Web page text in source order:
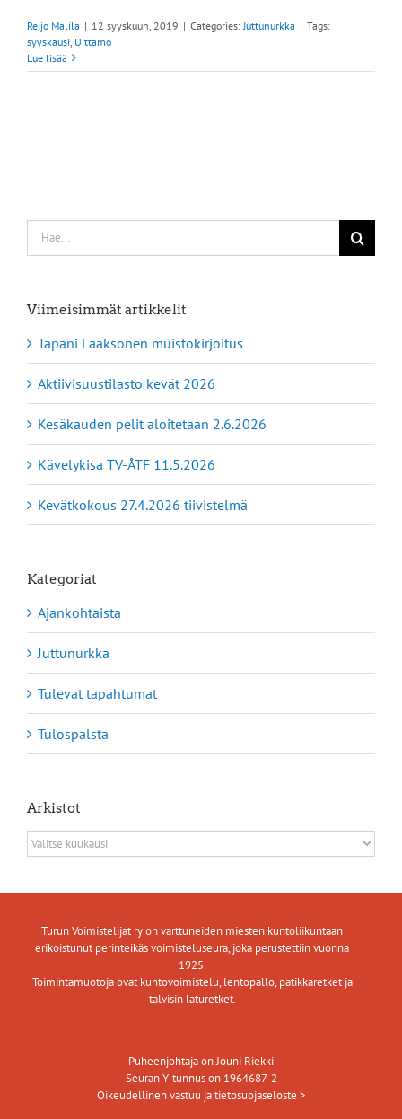
Reijo Malila | 12 syyskuun, 2019 | Categories: Juttunurkka | Tags:
syyskausi Uittamo
Lue lisää
Etsi
...
Viimeisimmät artikkelit
Tapani Laaksonen muistokirjoitus
Aktiivisuustilasto kevät 2026
Kesäkauden pelit aloitetaan 2.6.2026
Kävelykisa TV-ÅTF 11.5.2026
Kevätkokous 27.4.2026 tiivistelmä
Kategoriat
Ajankohtaista
Juttunurkka
Tulevat tapahtumat
Tulospalsta
Arkistot
Arkistot
Turun Voimistelijat ry on varttuneiden miesten kuntoliikuntaan
erikoistunut perinteikäs voimisteluseura, joka perustettiin vuonna
1925.
Toimintamuotoja ovat kuntovoimistelu, lentopallo, patikkaretket ja
talvisin laturetket.
Puheenjohtaja on Jouni Riekki
Seuran Y-tunnus on 1964687-2
Oikeudellinen vastuu ja tietosuojaseloste >